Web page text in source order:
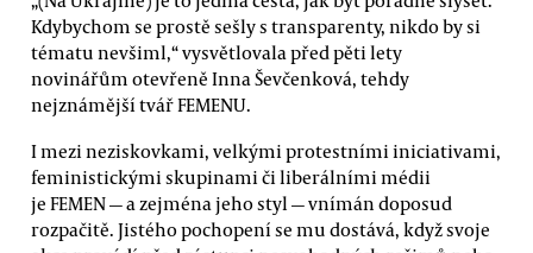
Kdybychom se prostě sešly s transparenty, nikdo by si
tématu nevšiml,“ vysvětlovala před pěti lety
novinářům otevřeně Inna Ševčenková, tehdy
nejznámější tvář FEMENU.
I mezi neziskovkami, velkými protestními iniciativami,
feministickými skupinami či liberálními médii
je FEMEN — a zejména jeho styl — vnímán doposud
rozpačitě. Jistého pochopení se mu dostává, když svoje